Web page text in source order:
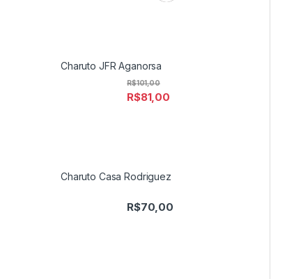
Charuto JFR Aganorsa
R$81,00
R$101,00
Charuto Casa Rodriguez
R$70,00